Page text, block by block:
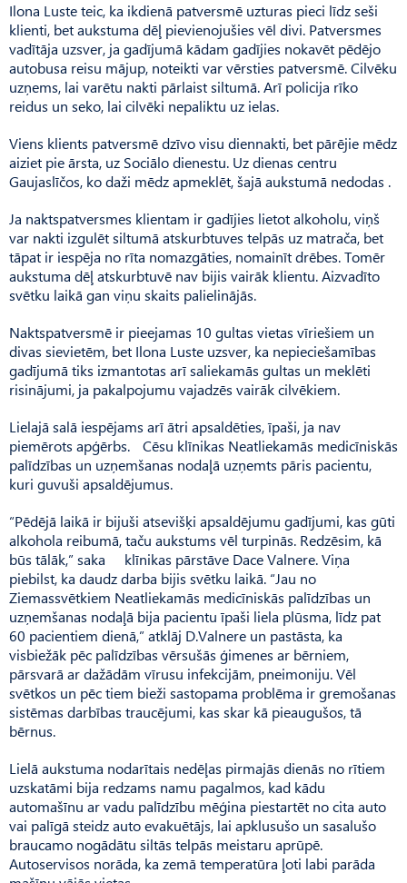
Ilona Luste teic, ka ikdienā patversmē uzturas pieci līdz seši
klienti, bet aukstuma dēļ pievienojušies vēl divi. Patversmes
vadītāja uzsver, ja gadījumā kādam gadījies nokavēt pēdējo
autobusa reisu mājup, noteikti var vērsties patversmē. Cilvēku
uzņems, lai varētu nakti pārlaist siltumā. Arī policija rīko
reidus un seko, lai cilvēki nepaliktu uz ielas.
Viens klients patversmē dzīvo visu diennakti, bet pārējie mēdz
aiziet pie ārsta, uz Sociālo dienestu. Uz dienas centru
Gaujaslīčos, ko daži mēdz apmeklēt, šajā aukstumā nedodas .
Ja naktspatversmes klientam ir gadījies lietot alkoholu, viņš
var nakti izgulēt siltumā atskurb­tuves telpās uz matrača, bet
tāpat ir iespēja no rīta nomazgāties, nomainīt drēbes. Tomēr
aukstuma dēļ atskurbtuvē nav bijis vairāk klientu. Aizvadīto
svētku laikā gan viņu skaits palielinājās.
Naktspatversmē ir pieejamas 10 gultas vietas vīriešiem un
divas sievietēm, bet Ilona Luste uzsver, ka nepieciešamības
gadījumā tiks izmantotas arī saliekamās gultas un meklēti
risinājumi, ja pakalpojumu vajadzēs vairāk cilvēkiem.
Lielajā salā iespējams arī ātri apsaldēties, īpaši, ja nav
piemērots apģērbs. Cēsu klīnikas Neatliekamās medicīniskās
palīdzības un uzņemšanas nodaļā uzņemts pāris pacientu,
kuri guvuši apsaldējumus.
“Pēdējā laikā ir bijuši atsevišķi apsaldējumu gadījumi, kas gūti
alkohola reibumā, taču aukstums vēl turpinās. Redzēsim, kā
būs tālāk,” saka klīnikas pārstāve Dace Valnere. Viņa
piebilst, ka daudz darba bijis svētku laikā. “Jau no
Ziemassvētkiem Ne­atliekamās medicīniskās palīdzības un
uzņemšanas nodaļā bija pacientu īpaši liela plūsma, līdz pat
60 pacientiem dienā,” atklāj D.Valnere un pastāsta, ka
visbiežāk pēc palīdzības vērsušās ģimenes ar bērniem,
pārsvarā ar dažādām vīrusu infekcijām, pneimoniju. Vēl
svētkos un pēc tiem bieži sastopama problēma ir gremošanas
sistēmas darbības traucējumi, kas skar kā pieaugušos, tā
bērnus.
Lielā aukstuma nodarītais nedēļas pirmajās dienās no rītiem
uzskatāmi bija redzams namu pagalmos, kad kādu
automašīnu ar vadu palīdzību mēģina piestartēt no cita auto
vai palīgā steidz auto evakuētājs, lai apklusušo un sasalušo
braucamo nogādātu siltās telpās meistaru aprūpē.
Autoservisos norāda, ka zemā temperatūra ļoti labi parāda